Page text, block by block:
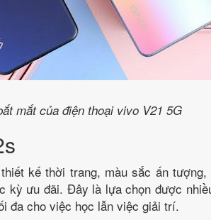
mắt của điện thoại vivo V21 5G
kế thời trang, màu sắc ấn
kỳ ưu đãi. Đây là lựa chọn được
đa cho việc học lẫn việc giải trí.